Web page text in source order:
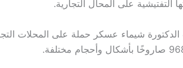
التفتيشية على المحال التجارية.
شيماء عسكر حملة على المحلات